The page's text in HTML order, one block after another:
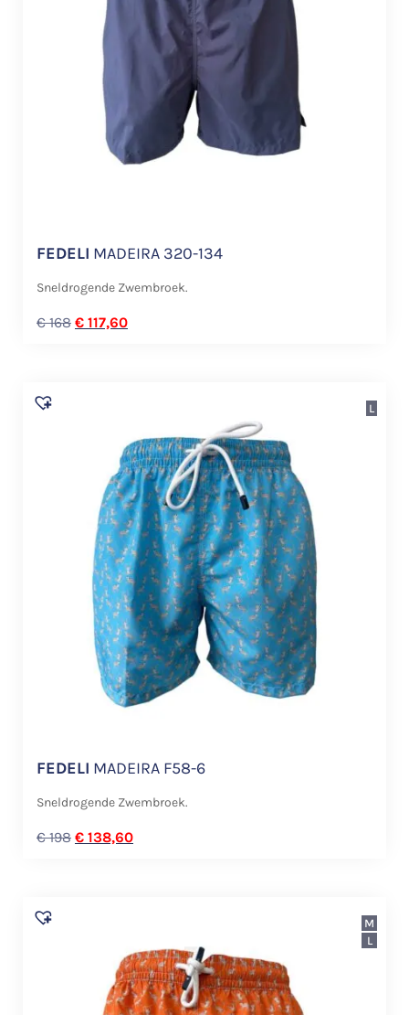
FEDELI MADEIRA 320-134
Sneldrogende Zwembroek.
€168 € 117,60
FEDELI MADEIRA F58-6
Sneldrogende Zwembroek.
€198 € 138,60
L
M
L